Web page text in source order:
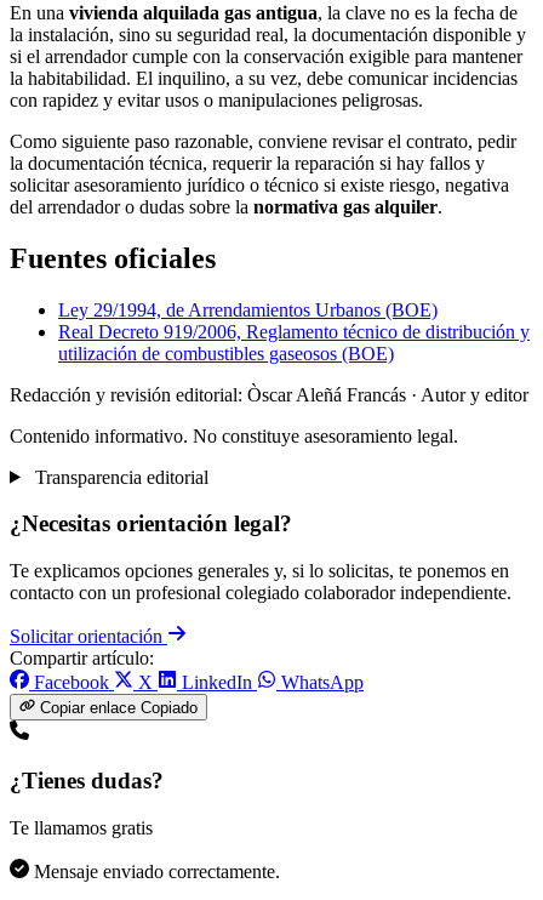
En una vivienda alquilada gas antigua, la clave no es la fecha de
la instalación, sino su seguridad real, la documentación disponible y
si el arrendador cumple con la conservación exigible para mantener
la habitabilidad. El inquilino, a su vez, debe comunicar incidencias
con rapidez y evitar usos o manipulaciones peligrosas.
Como siguiente paso razonable, conviene revisar el contrato, pedir
la documentación técnica, requerir la reparación si hay fallos y
solicitar asesoramiento jurídico o técnico si existe riesgo, negativa
del arrendador o dudas sobre la normativa gas alquiler.
Fuentes oficiales
Ley 29/1994, de Arrendamientos Urbanos (BOE)
Real Decreto 919/2006, Reglamento técnico de distribución y
utilización de combustibles gaseosos (BOE)
Redacción y revisión editorial: Òscar Aleñá Francás · Autor y editor
Contenido informativo. No constituye asesoramiento legal.
Transparencia editorial
¿Necesitas orientación legal?
Te explicamos opciones generales y, si lo solicitas, te ponemos en
contacto con un profesional colegiado colaborador independiente.
Solicitar orientación
Compartir artículo:
Facebook
X LinkedIn WhatsApp
Copiar enlace Copiado
¿Tienes dudas?
Te llamamos gratis
Mensaje enviado correctamente.